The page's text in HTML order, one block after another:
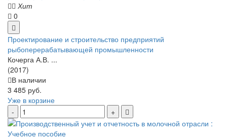
Хит
0
Проектирование и строительство предприятий
рыбоперерабатывающей промышленности
Кочерга А.В. ...
(2017)
В наличии
3 485 руб.
Уже в корзине